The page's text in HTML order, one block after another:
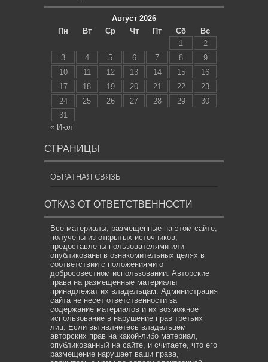
Август 2026
Пн
Вт Ср Чт Пт Сб
Вс
1
2
3
4 5 6 7 8
9
10
11 12 13 14 15
16
17
18 19 20 21 22
23
24
25 26 27 28 29
30
31
« Июл
СТРАНИЦЫ
ОБРАТНАЯ СВЯЗЬ
ОТКАЗ ОТ ОТВЕТСТВЕННОСТИ
Все материалы, размещенные на этом сайте,
получены из открытых источников,
предоставлены пользователями или
опубликованы в ознакомительных целях в
соответствии с положениями о
добросовестном использовании. Авторские
права на размещенные материалы
принадлежат их владельцам. Администрация
сайта не несет ответственности за
содержание материалов и их возможное
использование в нарушение прав третьих
лиц. Если вы являетесь владельцем
авторских прав на какой-либо материал,
опубликованный на сайте, и считаете, что его
размещение нарушает ваши права,